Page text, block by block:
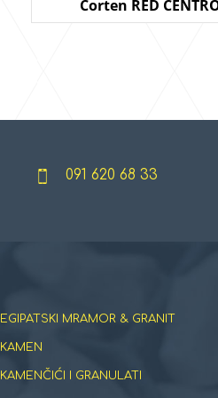
Corten RED
091 620 68 33
EGIPATSKI MRAMOR & GRANIT
KAMEN
KAMENČIĆI I GRANULATI